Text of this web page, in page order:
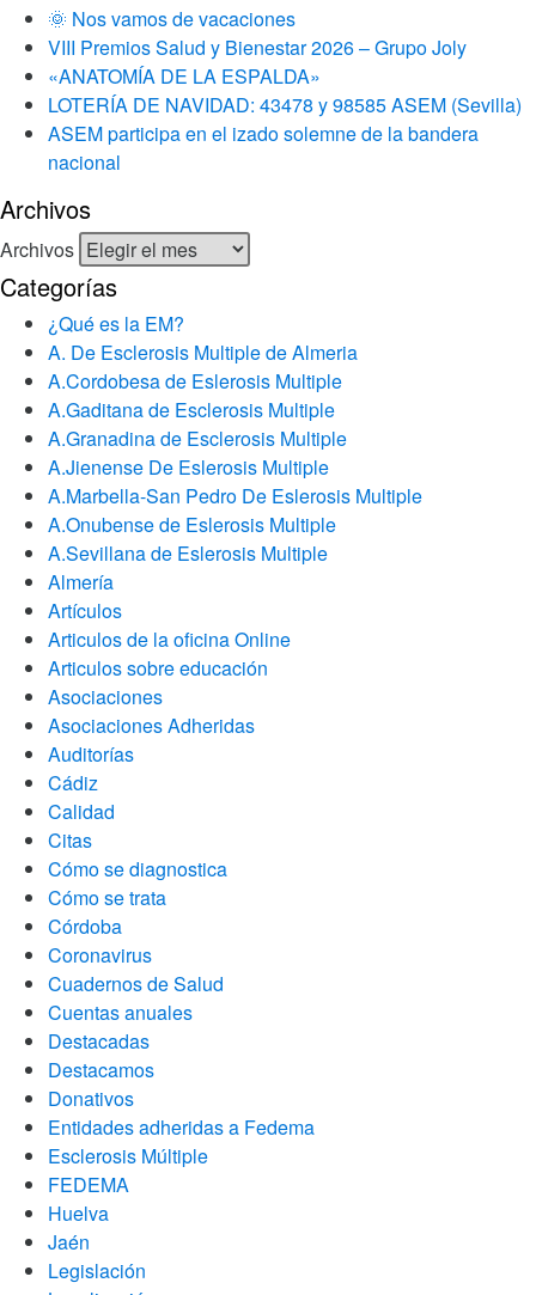
🌞 Nos vamos de vacaciones
VIII Premios Salud y Bienestar 2026 – Grupo Joly
«ANATOMÍA DE LA ESPALDA»
LOTERÍA DE NAVIDAD: 43478 y 98585 ASEM (Sevilla)
ASEM participa en el izado solemne de la bandera
nacional
Archivos
Archivos
Categorías
¿Qué es la EM?
A. De Esclerosis Multiple de Almeria
A.Cordobesa de Eslerosis Multiple
A.Gaditana de Esclerosis Multiple
A.Granadina de Esclerosis Multiple
A.Jienense De Eslerosis Multiple
A.Marbella-San Pedro De Eslerosis Multiple
A.Onubense de Eslerosis Multiple
A.Sevillana de Eslerosis Multiple
Almería
Artículos
Articulos de la oficina Online
Articulos sobre educación
Asociaciones
Asociaciones Adheridas
Auditorías
Cádiz
Calidad
Citas
Cómo se diagnostica
Cómo se trata
Córdoba
Coronavirus
Cuadernos de Salud
Cuentas anuales
Destacadas
Destacamos
Donativos
Entidades adheridas a Fedema
Esclerosis Múltiple
FEDEMA
Huelva
Jaén
Legislación